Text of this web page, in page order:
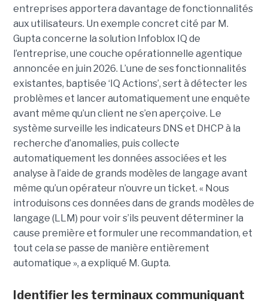
entreprises apportera davantage de fonctionnalités
aux utilisateurs. Un exemple concret cité par M.
Gupta concerne la solution Infoblox IQ de
l’entreprise, une couche opérationnelle agentique
annoncée en juin 2026. L’une de ses fonctionnalités
existantes, baptisée ‘IQ Actions’, sert à détecter les
problèmes et lancer automatiquement une enquête
avant même qu’un client ne s’en aperçoive. Le
système surveille les indicateurs DNS et DHCP à la
recherche d’anomalies, puis collecte
automatiquement les données associées et les
analyse à l’aide de grands modèles de langage avant
même qu’un opérateur n’ouvre un ticket. « Nous
introduisons ces données dans de grands modèles de
langage (LLM) pour voir s’ils peuvent déterminer la
cause première et formuler une recommandation, et
tout cela se passe de manière entièrement
automatique », a expliqué M. Gupta.
Identifier les terminaux communiquant